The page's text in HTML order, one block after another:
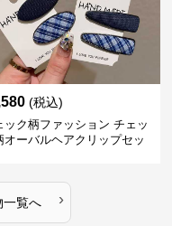
(税込)
ック柄ファッション チェッ
オーバルヘアクリップセッ
一覧へ ›